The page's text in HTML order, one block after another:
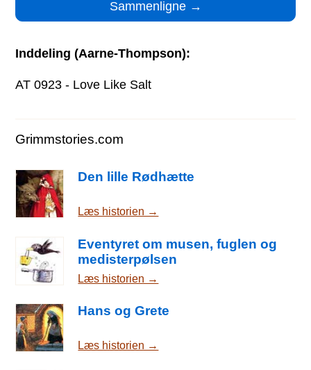
Inddeling (Aarne-Thompson):
AT 0923 - Love Like Salt
Grimmstories.com
Den lille Rødhætte
Læs historien →
Eventyret om musen, fuglen og
medisterpølsen
Læs historien →
Hans og Grete
Læs historien →